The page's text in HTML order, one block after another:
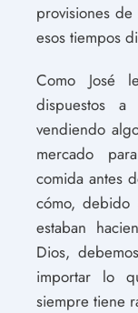
provisiones
esos tiempos
Como José
dispuestos a
vendiendo
mercado
comida antes
cómo, debido
estaban
Dios,
importar lo
siempre tiene